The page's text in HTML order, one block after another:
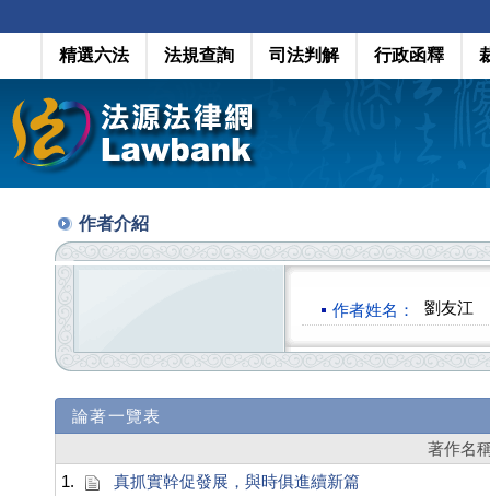
精選六法 法規查詢 司法判解 行政函釋
作者介紹
作者姓名： 劉友江
論著一覽表
著作名
1.
真抓實幹促發展，與時俱進續新篇